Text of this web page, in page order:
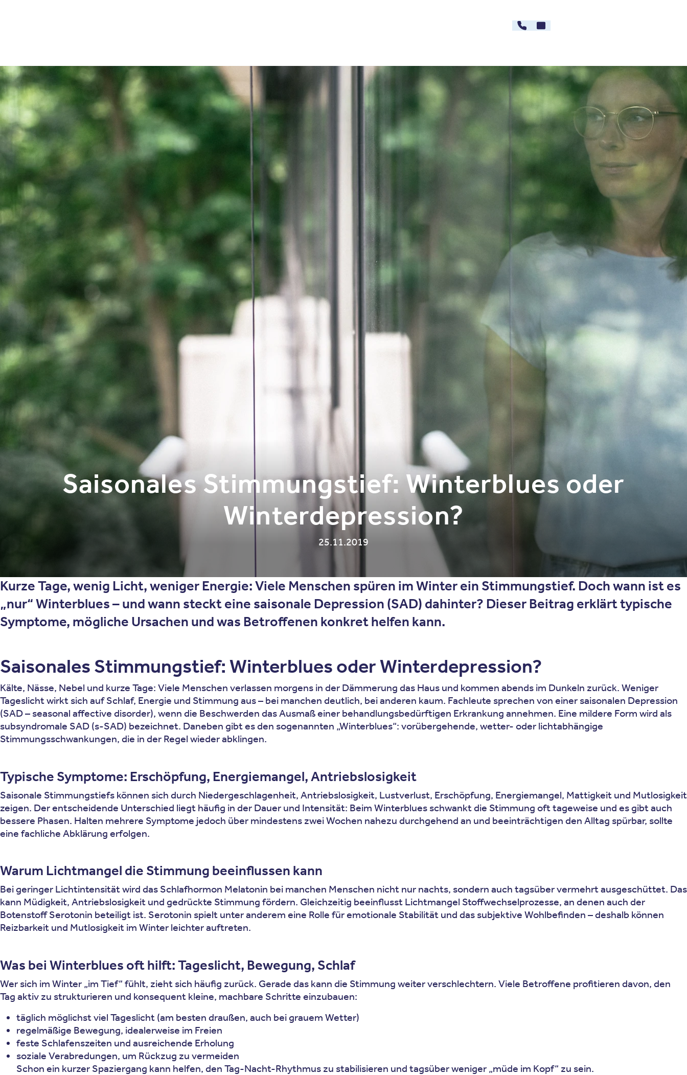
030 - 26478607
Kontakt
Saisonales Stimmungstief: Winterblues oder
Winterdepression?
25.11.2019
Kurze Tage, wenig Licht, weniger Energie: Viele Menschen spüren im Winter ein Stimmungstief. Doch wann ist es
„nur“ Winterblues – und wann steckt eine saisonale Depression (SAD) dahinter? Dieser Beitrag erklärt typische
Symptome, mögliche Ursachen und was Betroffenen konkret helfen kann.
Saisonales Stimmungstief: Winterblues oder Winterdepression?
Kälte, Nässe, Nebel und kurze Tage: Viele Menschen verlassen morgens in der Dämmerung das Haus und kommen abends im Dunkeln zurück. Weniger
Tageslicht wirkt sich auf Schlaf, Energie und Stimmung aus – bei manchen deutlich, bei anderen kaum. Fachleute sprechen von einer saisonalen Depression
(SAD – seasonal affective disorder), wenn die Beschwerden das Ausmaß einer behandlungsbedürftigen Erkrankung annehmen. Eine mildere Form wird als
subsyndromale SAD (s-SAD) bezeichnet. Daneben gibt es den sogenannten „Winterblues“: vorübergehende, wetter- oder lichtabhängige
Stimmungsschwankungen, die in der Regel wieder abklingen.
Typische Symptome: Erschöpfung, Energiemangel, Antriebslosigkeit
Saisonale Stimmungstiefs können sich durch Niedergeschlagenheit, Antriebslosigkeit, Lustverlust, Erschöpfung, Energiemangel, Mattigkeit und Mutlosigkeit
zeigen. Der entscheidende Unterschied liegt häufig in der Dauer und Intensität: Beim Winterblues schwankt die Stimmung oft tageweise und es gibt auch
bessere Phasen. Halten mehrere Symptome jedoch über mindestens zwei Wochen nahezu durchgehend an und beeinträchtigen den Alltag spürbar, sollte
eine fachliche Abklärung erfolgen.
Warum Lichtmangel die Stimmung beeinflussen kann
Bei geringer Lichtintensität wird das Schlafhormon Melatonin bei manchen Menschen nicht nur nachts, sondern auch tagsüber vermehrt ausgeschüttet. Das
kann Müdigkeit, Antriebslosigkeit und gedrückte Stimmung fördern. Gleichzeitig beeinflusst Lichtmangel Stoffwechselprozesse, an denen auch der
Botenstoff Serotonin beteiligt ist. Serotonin spielt unter anderem eine Rolle für emotionale Stabilität und das subjektive Wohlbefinden – deshalb können
Reizbarkeit und Mutlosigkeit im Winter leichter auftreten.
Was bei Winterblues oft hilft: Tageslicht, Bewegung, Schlaf
Wer sich im Winter „im Tief“ fühlt, zieht sich häufig zurück. Gerade das kann die Stimmung weiter verschlechtern. Viele Betroffene profitieren davon, den
Tag aktiv zu strukturieren und konsequent kleine, machbare Schritte einzubauen:
täglich möglichst viel Tageslicht (am besten draußen, auch bei grauem Wetter)
regelmäßige Bewegung, idealerweise im Freien
feste Schlafenszeiten und ausreichende Erholung
soziale Verabredungen, um Rückzug zu vermeiden
Schon ein kurzer Spaziergang kann helfen, den Tag-Nacht-Rhythmus zu stabilisieren und tagsüber weniger „müde im Kopf“ zu sein.